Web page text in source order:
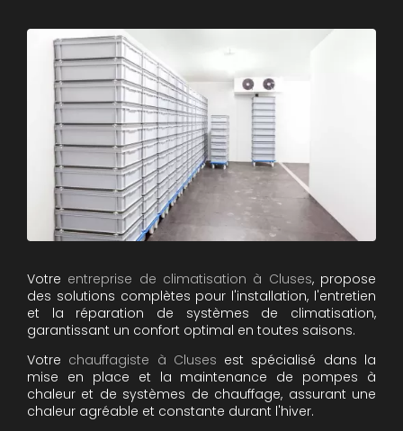
Votre entreprise de climatisation à Cluses, propose
des solutions complètes pour l'installation, l'entretien
et la réparation de systèmes de climatisation,
garantissant un confort optimal en toutes saisons.
Votre chauffagiste à Cluses est spécialisé dans la
mise en place et la maintenance de pompes à
chaleur et de systèmes de chauffage, assurant une
chaleur agréable et constante durant l'hiver.